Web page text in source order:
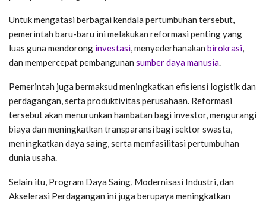
Untuk mengatasi berbagai kendala pertumbuhan tersebut,
pemerintah baru-baru ini melakukan reformasi penting yang
luas guna mendorong investasi, menyederhanakan birokrasi,
dan mempercepat pembangunan sumber daya manusia.
Pemerintah juga bermaksud meningkatkan efisiensi logistik dan
perdagangan, serta produktivitas perusahaan. Reformasi
tersebut akan menurunkan hambatan bagi investor, mengurangi
biaya dan meningkatkan transparansi bagi sektor swasta,
meningkatkan daya saing, serta memfasilitasi pertumbuhan
dunia usaha.
Selain itu, Program Daya Saing, Modernisasi Industri, dan
Akselerasi Perdagangan ini juga berupaya meningkatkan